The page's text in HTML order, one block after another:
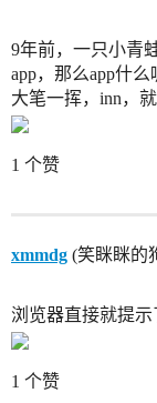
9年前，一只小青
app，那么app什
大笔一挥，inn，就
1 个赞
xmmdg (笑眯眯的
浏览器直接就提示
1 个赞